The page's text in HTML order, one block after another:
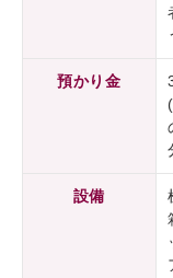
預かり金
設備